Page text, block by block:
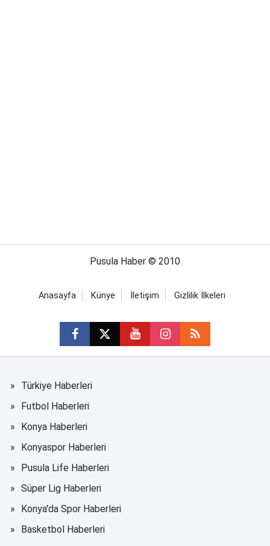
Pusula Haber © 2010
Anasayfa Künye İletişim Gizlilik İlkeleri
Türkiye Haberleri
Futbol Haberleri
Konya Haberleri
Konyaspor Haberleri
Pusula Life Haberleri
Süper Lig Haberleri
Konya'da Spor Haberleri
Basketbol Haberleri